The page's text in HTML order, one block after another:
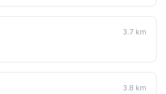
3.7 km
3.8 km